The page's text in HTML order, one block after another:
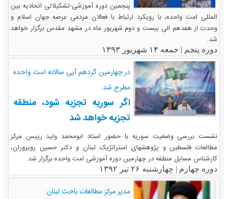
پنجمین دوره آموزشی-تشکیلاتی اتحادیه بین
المللی امت واحده، با رویکرد ارتباط با فعالان مردمی عرصه جهان اسلام و
وحدت از هفدهم الی بیست و دوم شهریور ماه در مشهد مقدس برگزار خواهد
شد.
دوره پنجم | جمعه ۱۴ شهریور ۱۳۹۳
در چهارمین گردهم آیی سالانه امت واحده
مطرح شد:
اگر سوریه تجزیه شود، منطقه
تجزیه خواهد شد
نشست بررسی وضعیت سوریه با حضور استاد ابومحمد ولید رییس مرکز
مطالعات فلسطین و پژوهشهای استراتژیک لبنان و دکتر حسین رویروران،
کارشناس مسایل منطقه در چهارمین دوره آموزشی امت واحده برگزار شد.
دوره چهارم | چهارشنبه ۲۶ تیر ۱۳۹۲
مدیر مرکز مطالعات باحث لبنان: